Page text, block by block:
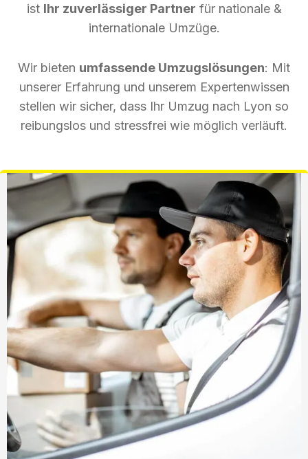
ist Ihr zuverlässiger Partner für nationale &
internationale Umzüge.
Wir bieten umfassende Umzugslösungen: Mit
unserer Erfahrung und unserem Expertenwissen
stellen wir sicher, dass Ihr Umzug nach Lyon so
reibungslos und stressfrei wie möglich verläuft.